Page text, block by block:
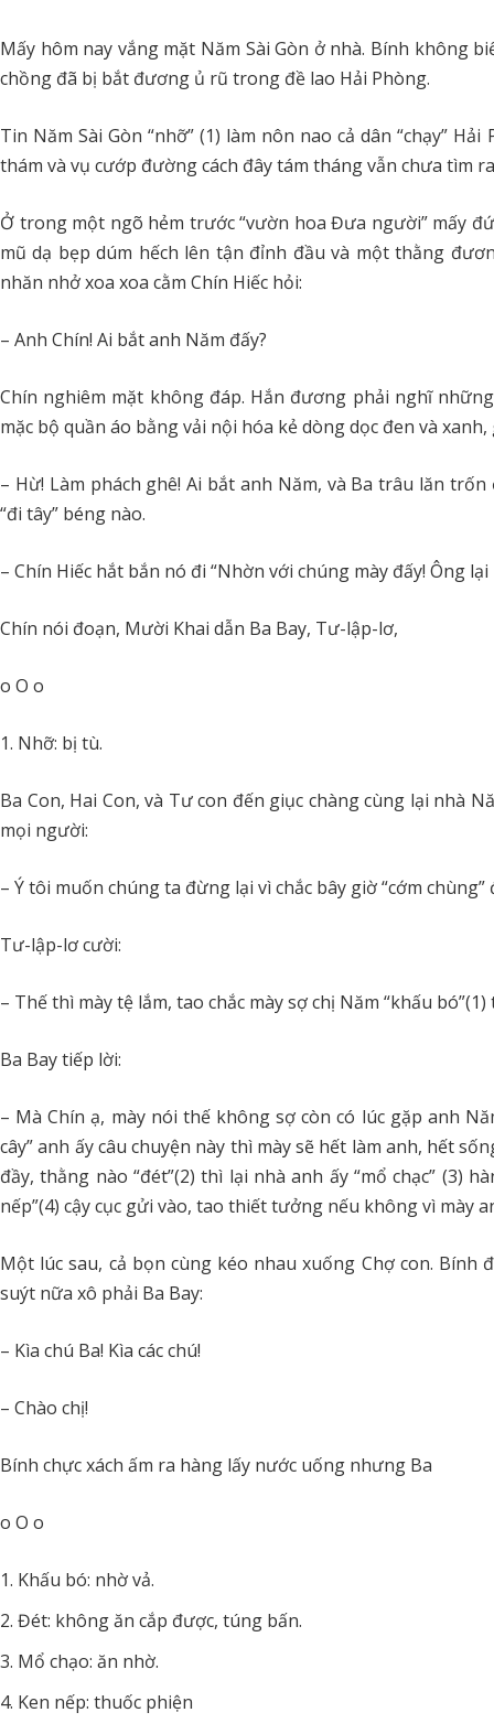
Mấy hôm nay vắng mặt Năm Sài Gòn ở nhà. Bính không
chồng đã bị bắt đương ủ rũ trong đề lao Hải Phòng.
Tin Năm Sài Gòn “nhỡ” (1) làm nôn nao cả dân “chạy”
thám và vụ cướp đường cách đây tám tháng vẫn chưa tìm
Ở trong một ngõ hẻm trước “vườn hoa Đưa người” mấy
mũ dạ bẹp dúm hếch lên tận đỉnh đầu và một thằng
nhăn nhở xoa xoa cằm Chín Hiếc hỏi:
– Anh Chín! Ai bắt anh Năm đấy?
Chín nghiêm mặt không đáp. Hắn đương phải nghĩ
mặc bộ quần áo bằng vải nội hóa kẻ dòng dọc đen và
– Hừ! Làm phách ghê! Ai bắt anh Năm, và Ba trâu lăn
“đi tây” béng nào.
– Chín Hiếc hắt bắn nó đi “Nhờn với chúng mày đấy! Ông
Chín nói đoạn, Mười Khai dẫn Ba Bay, Tư-lập-lơ,
o O o
Nhỡ: bị tù.
Ba Con, Hai Con, và Tư con đến giục chàng cùng lại nhà
mọi người:
– Ý tôi muốn chúng ta đừng lại vì chắc bây giờ “cớm
Tư-lập-lơ cười:
– Thế thì mày tệ lắm, tao chắc mày sợ chị Năm “khấu
Ba Bay tiếp lời:
– Mà Chín ạ, mày nói thế không sợ còn có lúc gặp anh
cây” anh ấy câu chuyện này thì mày sẽ hết làm anh, hết
đầy, thằng nào “đét”(2) thì lại nhà anh ấy “mổ chạc” (3)
nếp”(4) cậy cục gửi vào, tao thiết tưởng nếu không vì mày
Một lúc sau, cả bọn cùng kéo nhau xuống Chợ con.
suýt nữa xô phải Ba Bay:
– Kìa chú Ba! Kìa các chú!
– Chào chị!
Bính chực xách ấm ra hàng lấy nước uống nhưng Ba
o O o
Khấu bó: nhờ vả.
Đét: không ăn cắp được, túng bấn.
Mổ chạo: ăn nhờ.
Ken nếp: thuốc phiện